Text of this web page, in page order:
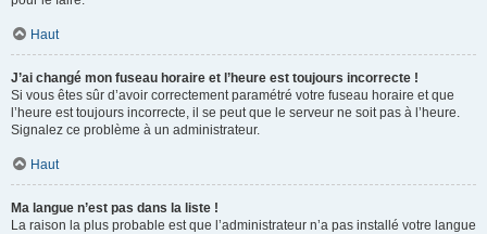
Haut
J’ai changé mon fuseau horaire et l’heure est toujours incorrecte !
Si vous êtes sûr d’avoir correctement paramétré votre fuseau horaire et que
l’heure est toujours incorrecte, il se peut que le serveur ne soit pas à l’heure.
Signalez ce problème à un administrateur.
Haut
Ma langue n’est pas dans la liste !
La raison la plus probable est que l’administrateur n’a pas installé votre langue